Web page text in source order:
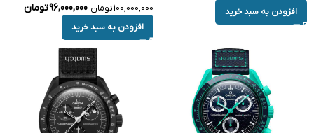
افزودن به سبد خرید 100,000,000تومان 96,000,000تومان
افزودن به سبد خرید